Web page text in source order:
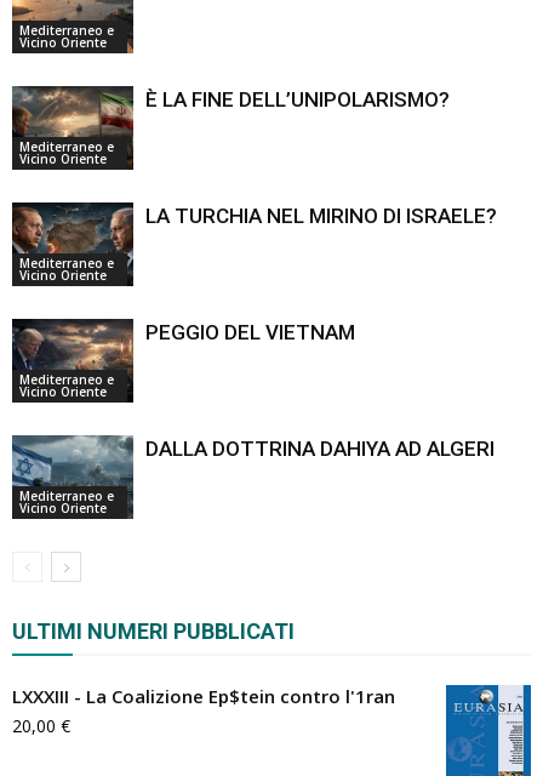
Mediterraneo e
Vicino Oriente
Mediterraneo e
Vicino Oriente
È LA FINE DELL’UNIPOLARISMO?
Mediterraneo e
Vicino Oriente
LA TURCHIA NEL MIRINO DI ISRAELE?
Mediterraneo e
Vicino Oriente
PEGGIO DEL VIETNAM
Mediterraneo e
Vicino Oriente
DALLA DOTTRINA DAHIYA AD ALGERI
ULTIMI NUMERI PUBBLICATI
LXXXIII - La Coalizione Ep$tein contro l'1ran
20,00 €